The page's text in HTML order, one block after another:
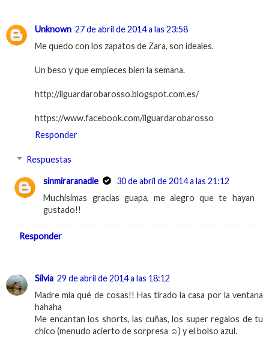
Unknown 27 de abril de 2014 a las 23:58
Me quedo con los zapatos de Zara, son ideales.
Un beso y que empieces bien la semana.
http://ilguardarobarosso.blogspot.com.es/
https://www.facebook.com/ilguardarobarosso
Responder
Respuestas
sinmiraranadie
30 de abril de 2014 a las 21:12
Muchisimas gracias guapa, me alegro que te hayan
gustado!!
Responder
Silvia 29 de abril de 2014 a las 18:12
Madre mía qué de cosas!! Has tirado la casa por la ventana
hahaha
Me encantan los shorts, las cuñas, los super regalos de tu
chico (menudo acierto de sorpresa ☺) y el bolso azul.